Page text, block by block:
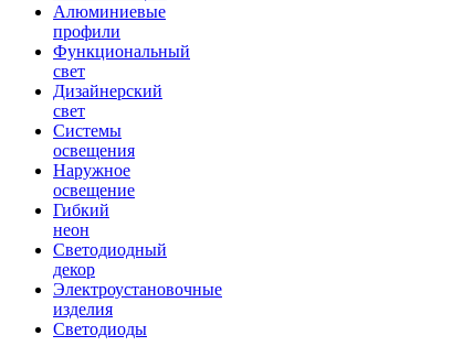
Алюминиевые
профили
Функциональный
свет
Дизайнерский
свет
Системы
освещения
Наружное
освещение
Гибкий
неон
Светодиодный
декор
Электроустановочные
изделия
Светодиоды